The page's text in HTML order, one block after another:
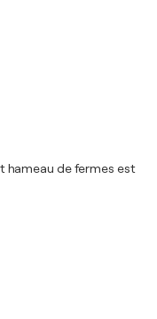
hameau de fermes est